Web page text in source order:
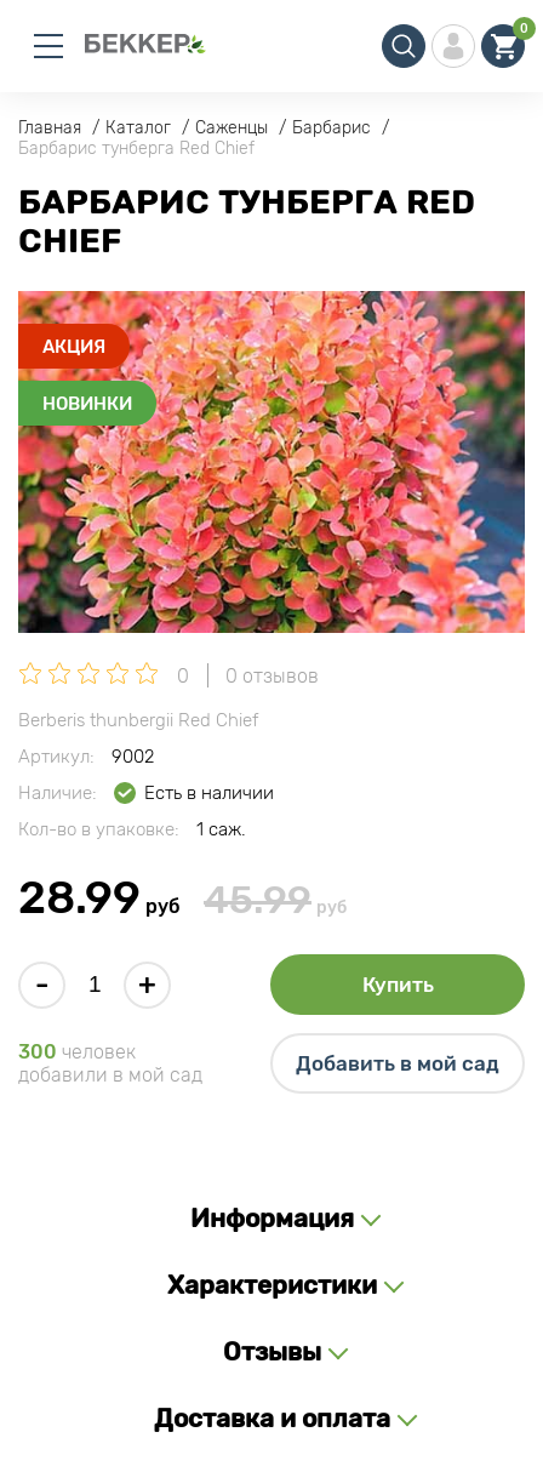
0
Главная Каталог Саженцы
Барбарис
Барбарис тунберга Red Chief
БАРБАРИС ТУНБЕРГА RED
CHIEF
АКЦИЯ
НОВИНКИ
0 0 отзывов
Berberis thunbergii Red Chief
Артикул:
9002
Наличие:
Есть в наличии
Кол-во в упаковке:
1 саж.
28.99 руб 45.99 руб
- + Купить
300 человек
добавили в мой сад
Добавить в мой сад
Информация
Характеристики
Отзывы
Доставка и оплата